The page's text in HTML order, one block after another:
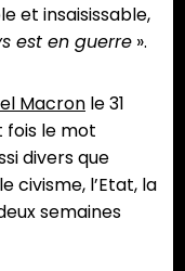
et insaisissable,
est en guerre ».
Macron le 31
fois le mot
divers que
civisme, l’Etat, la
semaines